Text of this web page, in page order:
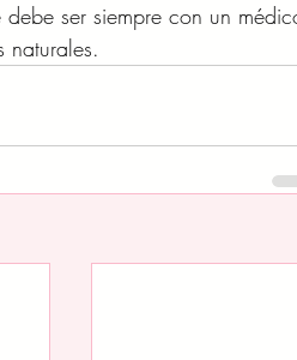
ser siempre con un
naturales.